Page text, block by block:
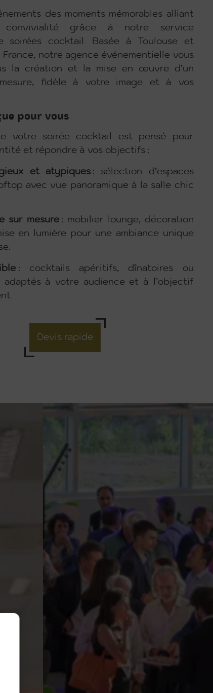
des moments mémorables alliant
convivialité grâce à notre service
soirées cocktail. Basée à Toulouse et
notre agence événementielle vous
la création et la mise en œuvre d’un
fidèle à votre image et à vos
pour vous
votre soirée cocktail est pensé pour
et répondre à vos objectifs :
et atypiques : sélection d’espaces
avec vue panoramique à la salle chic
sur mesure : mobilier lounge, décoration
en lumière pour une ambiance unique
: cocktails apéritifs, dînatoires ou
adaptés à votre audience et à l’objectif
Devis rapide